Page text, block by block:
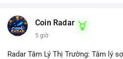
Coin Radar
5 giờ
Radar Tâm Lý Thị Trường: Tâm lý